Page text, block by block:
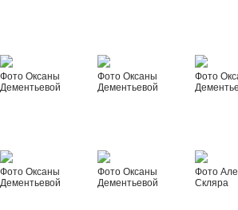
Фото Оксаны
Дементьевой
Фото Оксаны
Дементьевой
Фото
Фото Оксаны
Дементьевой
Фото Оксаны
Дементьевой
Фото
Скляра